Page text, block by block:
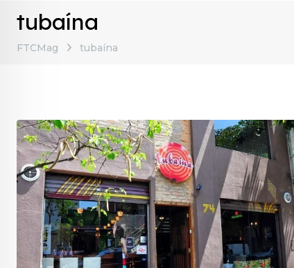
tubaína
FTCMag tubaína